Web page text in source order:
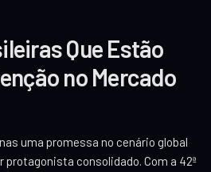
10
Que Estão
no Mercado
uma promessa no cenário global
protagonista consolidado. Com a 42ª